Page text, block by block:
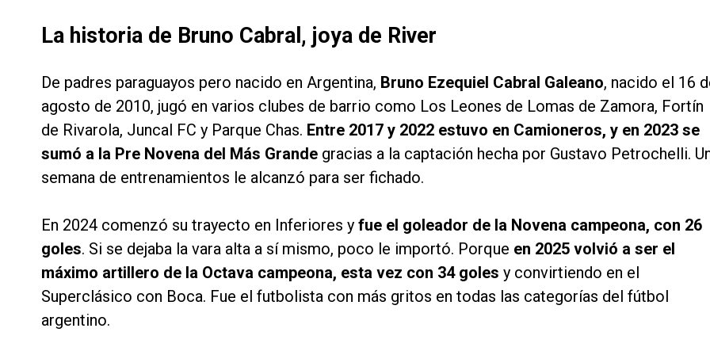
La historia de Bruno Cabral, joya de River
De padres paraguayos pero nacido en Argentina, Bruno Ezequiel Cabral Galeano, nacido el 16
agosto de 2010, jugó en varios clubes de barrio como Los Leones de Lomas de Zamora, Fortín
de Rivarola, Juncal FC y Parque Chas. Entre 2017 y 2022 estuvo en Camioneros, y en 2023 se
sumó a la Pre Novena del Más Grande gracias a la captación hecha por Gustavo Petrochelli.
semana de entrenamientos le alcanzó para ser fichado.
En 2024 comenzó su trayecto en Inferiores y fue el goleador de la Novena campeona, con 26
goles. Si se dejaba la vara alta a sí mismo, poco le importó. Porque en 2025 volvió a ser el
máximo artillero de la Octava campeona, esta vez con 34 goles y convirtiendo en el
Superclásico con Boca. Fue el futbolista con más gritos en todas las categorías del fútbol
argentino.